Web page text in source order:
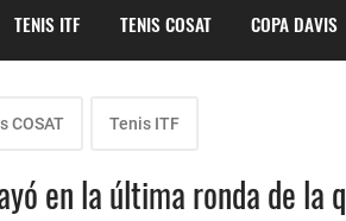
TENIS ITF TENIS COSAT COPA DAVIS
COSAT Tenis ITF
en la última ronda de la